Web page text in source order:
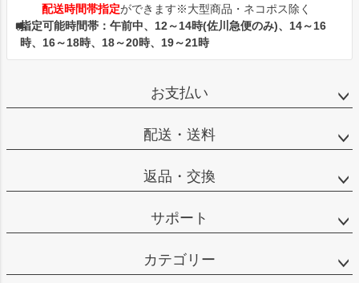
配送時間帯指定ができます※大型商品・ネコポス除く
指定可能時間帯：午前中、12～14時(佐川急便のみ)、14～16
時、16～18時、18～20時、19～21時
お支払い
配送・送料
返品・交換
サポート
カテゴリー